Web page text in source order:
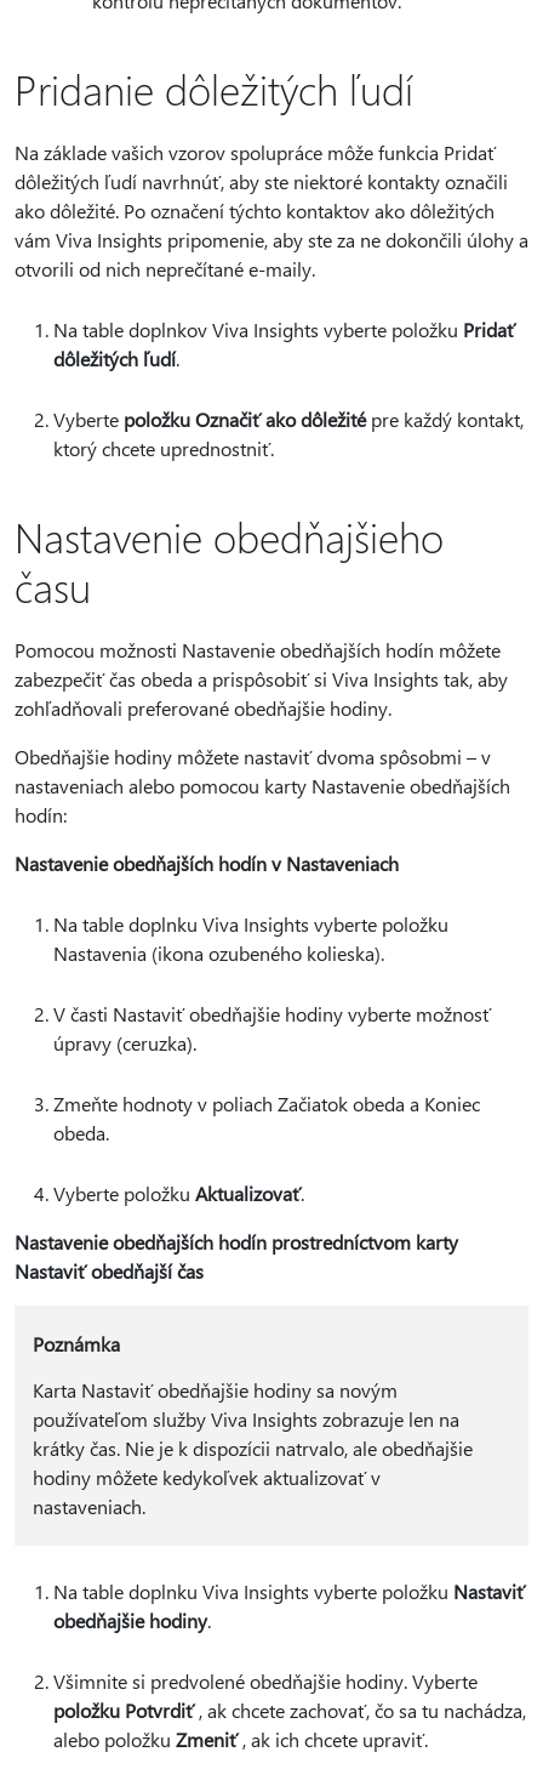
Pridanie dôležitých ľudí
Na základe vašich vzorov spolupráce môže funkcia Pridať
dôležitých ľudí navrhnúť, aby ste niektoré kontakty označili
ako dôležité. Po označení týchto kontaktov ako dôležitých
vám Viva Insights pripomenie, aby ste za ne dokončili úlohy a
otvorili od nich neprečítané e-maily.
Na table doplnkov Viva Insights vyberte položku Pridať
dôležitých ľudí.
Vyberte položku Označiť ako dôležitépre každý kontakt,
ktorý chcete uprednostniť.
Nastavenie obedňajšieho
času
Pomocou možnosti Nastavenie obedňajších hodín môžete
zabezpečiť čas obeda a prispôsobiť si Viva Insights tak, aby
zohľadňovali preferované obedňajšie hodiny.
Obedňajšie hodiny môžete nastaviť dvoma spôsobmi – v
nastaveniach alebo pomocou karty Nastavenie obedňajších
hodín:
Nastavenie obedňajších hodín v Nastaveniach
Na table doplnku Viva Insights vyberte položku
Nastavenia (ikona ozubeného kolieska).
V časti Nastaviť obedňajšie hodiny vyberte možnosť
úpravy (ceruzka).
Zmeňte hodnoty v poliach Začiatok obeda a Koniec
obeda.
Vyberte položku Aktualizovať.
Nastavenie obedňajších hodín prostredníctvom karty
Nastaviť obedňajší čas
Poznámka
Karta Nastaviť obedňajšie hodiny sa novým
používateľom služby Viva Insights zobrazuje len na
krátky čas. Nie je k dispozícii natrvalo, ale obedňajšie
hodiny môžete kedykoľvek aktualizovať v
nastaveniach.
Na table doplnku Viva Insights vyberte položku Nastaviť
obedňajšie hodiny.
Všimnite si predvolené obedňajšie hodiny. Vyberte
položku Potvrdiť, ak chcete zachovať, čo sa tu nachádza,
alebo položku Zmeniť, ak ich chcete upraviť.